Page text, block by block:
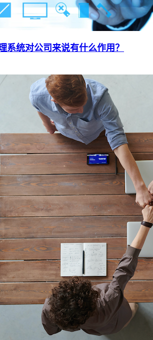
系统对公司来说有什么作用？